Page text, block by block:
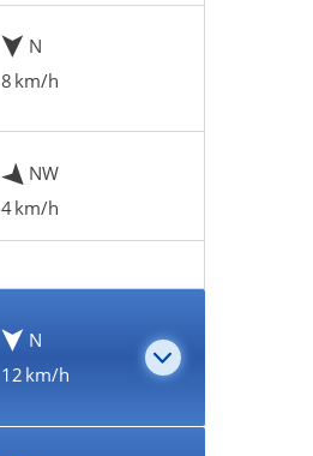
N
8 km/h
NW
4 km/h
N
12 km/h